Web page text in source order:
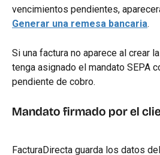
vencimientos pendientes,
Generar una remesa bancaria.
Si una factura no aparece al crear
tenga asignado el mandato SEPA
pendiente de cobro.
Mandato firmado por el
FacturaDirecta guarda los datos